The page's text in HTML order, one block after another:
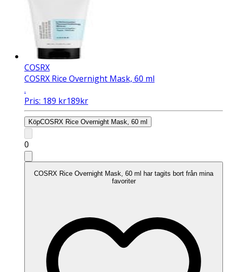
COSRX
COSRX Rice Overnight Mask, 60 ml
.
Pris: 189 kr189kr
KöpCOSRX Rice Overnight Mask, 60 ml
0
COSRX Rice Overnight Mask, 60 ml har tagits bort från mina
favoriter